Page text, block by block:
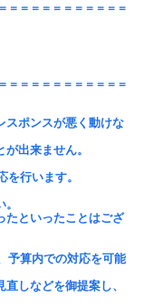
＝＝＝＝＝＝＝＝＝＝＝
＝＝＝＝＝＝＝＝＝＝＝
ポンスが悪く動けな
出来ません。
行います。
といったことはござ
予算内での対応を可能
しなどを御提案し、